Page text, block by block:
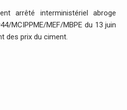
arrêté interministériel abroge
MCIPPME/MEF/MBPE du 13 juin
des prix du ciment.